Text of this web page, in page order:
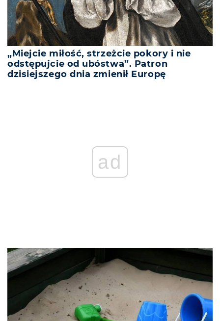
„Miejcie miłość, strzeżcie pokory i nie
odstępujcie od ubóstwa”. Patron
dzisiejszego dnia zmienił Europę
ad